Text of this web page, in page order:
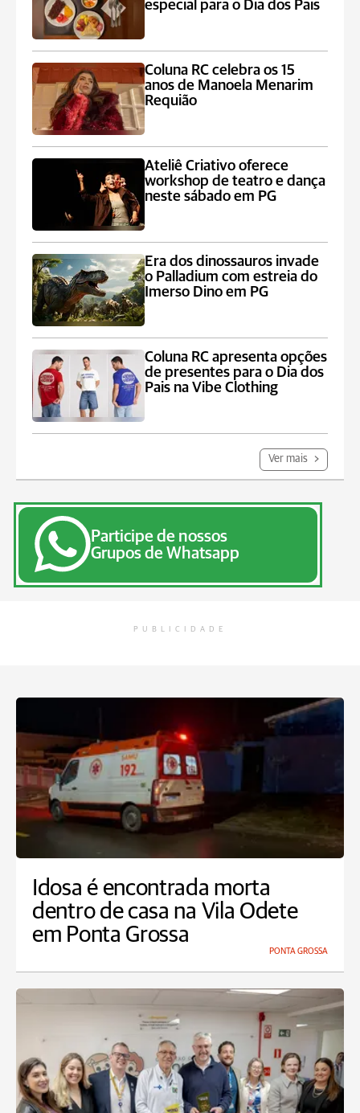
especial para o Dia dos Pais
Coluna RC celebra os 15
anos de Manoela Menarim
Requião
Ateliê Criativo oferece
workshop de teatro e dança
neste sábado em PG
Era dos dinossauros invade
o Palladium com estreia do
Imerso Dino em PG
Coluna RC apresenta opções
de presentes para o Dia dos
Pais na Vibe Clothing
Ver mais
Participe de nossos
Grupos de Whatsapp
PUBLICIDADE
Idosa é encontrada morta
dentro de casa na Vila Odete
em Ponta Grossa
PONTA GROSSA